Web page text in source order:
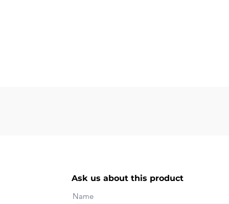
Ask us about this product
Name